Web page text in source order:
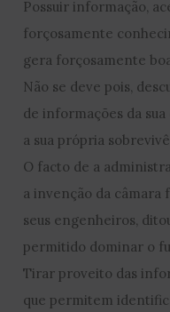
Possuir informação,
forçosamente
gera forçosamente
Não se deve pois,
de informações da
a sua própria
O facto de a
a invenção da câmara
seus engenheiros,
permitido dominar o
Tirar proveito das
que permitem